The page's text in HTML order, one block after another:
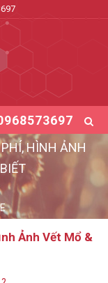
HÌNH ẢNH
Ảnh Vết Mổ &